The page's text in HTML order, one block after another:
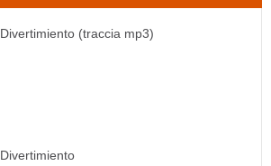
Divertimiento (traccia mp3)
Divertimiento